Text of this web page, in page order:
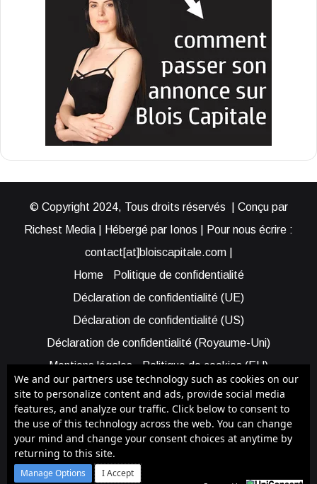
© Copyright 2024, Tous droits réservés | Conçu par
Richest Media | Hébergé par Ionos | Pour nous écrire :
contact[at]bloiscapitale.com |
Home
Politique de confidentialité
Déclaration de confidentialité (UE)
Déclaration de confidentialité (US)
Déclaration de confidentialité (Royaume-Uni)
Mentions légales
Politique de cookies (EU)
Cookie Policy (AUS)
Cookie Policy (US)
Qui sommes-nous ?
Participer à Blois Capitale
Bénéficier d’une assistance
Facebook
X
We and our partners use technology such as cookies on our
site to personalize content and ads, provide social media
features, and analyze our traffic. Click below to consent to
the use of this technology across the web. You can change
your mind and change your consent choices at anytime by
returning to this site.
Manage Options I Accept